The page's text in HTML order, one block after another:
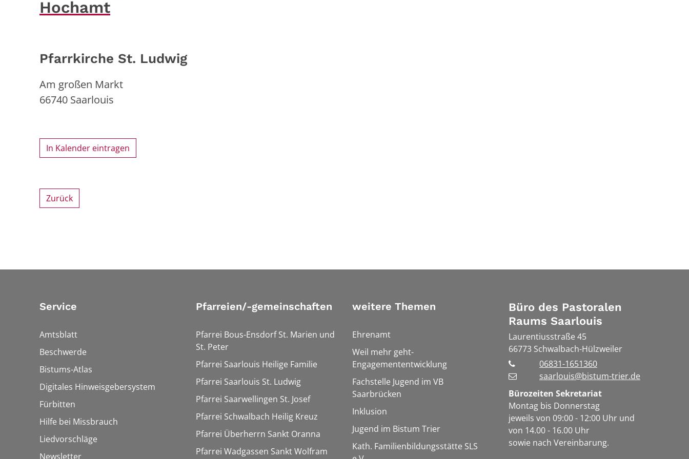
Hochamt
Pfarrkirche St. Ludwig
Am großen Markt
66740 Saarlouis
In Kalender eintragen
Zurück
Service
Amtsblatt
Beschwerde
Bistums-Atlas
Digitales Hinweisgebersystem
Fürbitten
Hilfe bei Missbrauch
Liedvorschläge
Newsletter
Pfarreien/-gemeinschaften
Pfarrei Bous-Ensdorf St. Marien und
St. Peter
Pfarrei Saarlouis Heilige Familie
Pfarrei Saarlouis St. Ludwig
Pfarrei Saarwellingen St. Josef
Pfarrei Schwalbach Heilig Kreuz
Pfarrei Überherrn Sankt Oranna
Pfarrei Wadgassen Sankt Wolfram
weitere Themen
Ehrenamt
Weil mehr geht-
Engagemententwicklung
Fachstelle Jugend im VB
Saarbrücken
Inklusion
Jugend im Bistum Trier
Kath. Familienbildungsstätte SLS
Büro des Pastoralen
Raums Saarlouis
Laurentiusstraße 45
66773 Schwalbach-Hülzweiler
06831-1651360
saarlouis@bistum-trier.de
Bürozeiten Sekretariat
Montag bis Donnerstag
jeweils von 09:00 - 12:00 Uhr und
von 14.00 - 16.00 Uhr
sowie nach Vereinbarung.